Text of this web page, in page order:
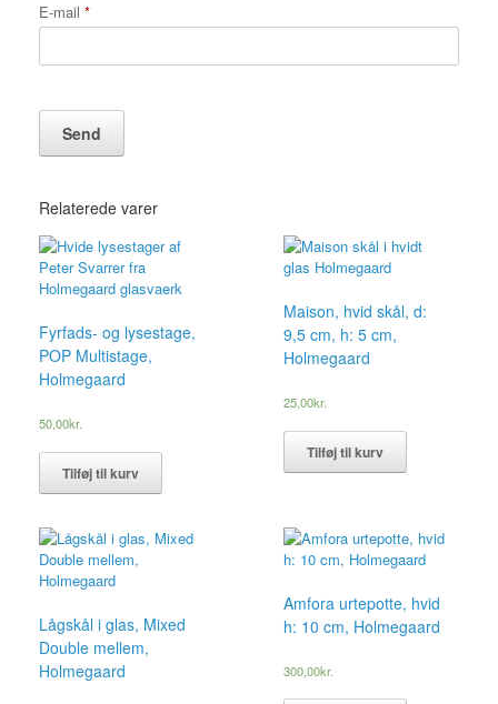
E-mail *
Relaterede varer
Fyrfads- og lysestage,
POP Multistage,
Holmegaard
50,00kr.
Tilføj til kurv
Maison, hvid skål, d:
9,5 cm, h: 5 cm,
Holmegaard
25,00kr.
Tilføj til kurv
Lågskål i glas, Mixed
Double mellem,
Holmegaard
Amfora urtepotte, hvid
h: 10 cm, Holmegaard
300,00kr.